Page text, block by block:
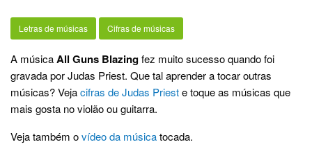
Letras de músicas Cifras de músicas
A músicaAll Guns Blazingfez muito sucesso quando foi
gravada por Judas Priest. Que tal aprender a tocar outras
músicas? Vejacifras de Judas Prieste toque as músicas que
mais gosta no violão ou guitarra.
Veja também ovídeo da músicatocada.